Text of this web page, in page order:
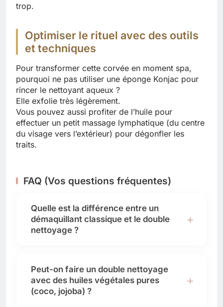
trop.
Optimiser le rituel avec des outils
et techniques
Pour transformer cette corvée en moment spa,
pourquoi ne pas utiliser une éponge Konjac pour
rincer le nettoyant aqueux ?
Elle exfolie très légèrement.
Vous pouvez aussi profiter de l’huile pour
effectuer un petit massage lymphatique (du centre
du visage vers l’extérieur) pour dégonfler les
traits.
FAQ (Vos questions fréquentes)
Quelle est la différence entre un
démaquillant classique et le double
nettoyage ?
Peut-on faire un double nettoyage
avec des huiles végétales pures
(coco, jojoba) ?